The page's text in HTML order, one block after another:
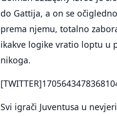
do Gattija, a on se
prema njemu, totalno
ikakve logike vratio loptu u
nikoga.
Svi igrači Juventusa u